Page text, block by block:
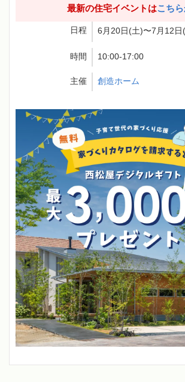
最新の住宅イベントはこち
日程 6月20日(土)〜7月12日
時間 10:00-17:00
主催 創造ホーム